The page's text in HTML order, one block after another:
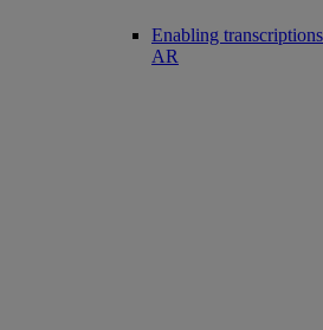
Enabling
AR